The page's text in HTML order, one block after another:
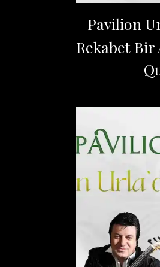
Pavilion
Rekabet